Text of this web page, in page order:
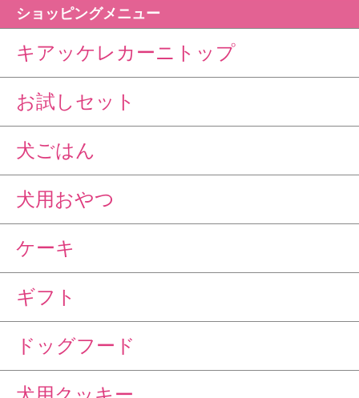
ショッピングメニュー
キアッケレカーニトップ
お試しセット
犬ごはん
犬用おやつ
ケーキ
ギフト
ドッグフード